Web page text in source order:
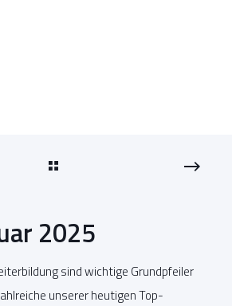
2025
sind wichtige Grundpfeiler
unserer heutigen Top-